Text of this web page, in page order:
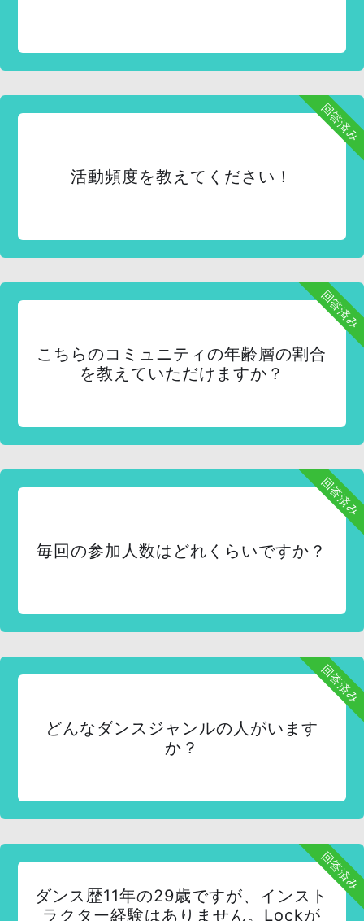
回答済み
活動頻度を教えてください！
回答済み
こちらのコミュニティの年齢層の割合
を教えていただけますか？
回答済み
毎回の参加人数はどれくらいですか？
回答済み
どんなダンスジャンルの人がいます
か？
回答済み
ダンス歴11年の29歳ですが、インスト
ラクター経験はありません。Lockが